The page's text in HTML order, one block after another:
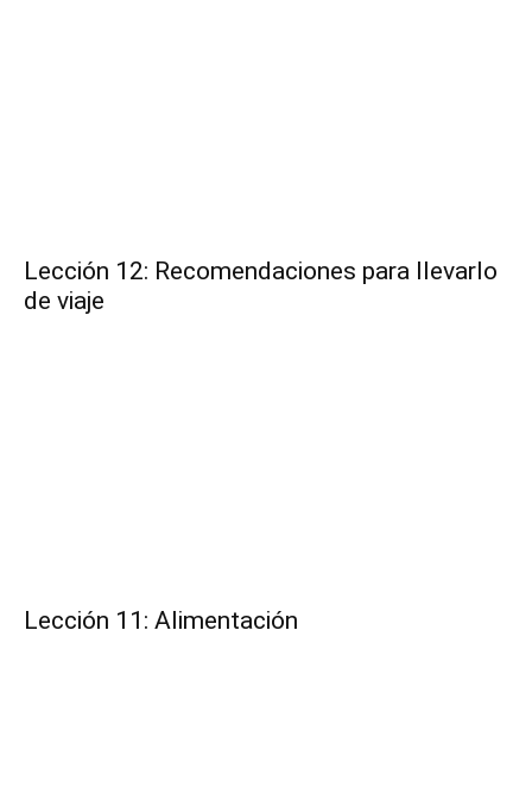
Lección 12: Recomendaciones para llevarlo
de viaje
Lección 11: Alimentación